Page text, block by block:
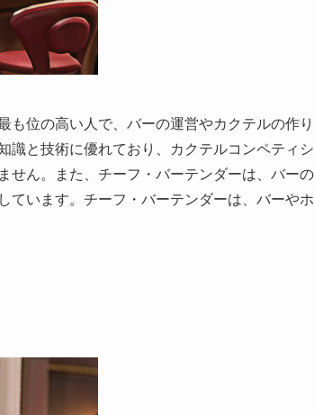
も位の高い人 で、バーの運営やカクテルの作
識と技術に優れており、カクテルコンペティ
せん。また、チーフ・バーテンダーは、バー
ています。チーフ・バーテンダーは、バーや